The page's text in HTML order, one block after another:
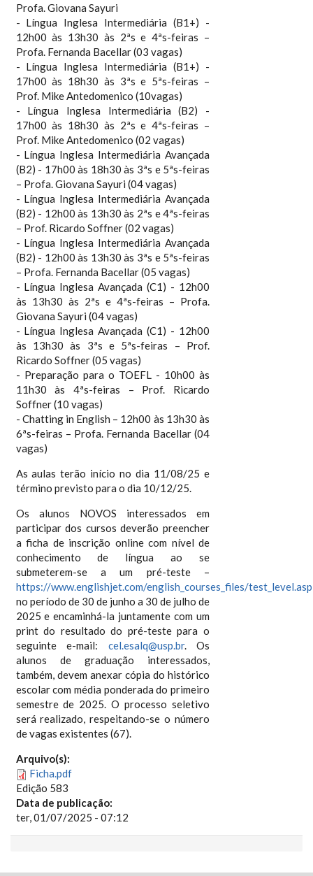
Profa. Giovana Sayuri
- Língua Inglesa Intermediária (B1+) -
12h00 às 13h30 às 2ªs e 4ªs-feiras –
Profa. Fernanda Bacellar (03 vagas)
- Língua Inglesa Intermediária (B1+) -
17h00 às 18h30 às 3ªs e 5ªs-feiras –
Prof. Mike Antedomenico (10vagas)
- Língua Inglesa Intermediária (B2) -
17h00 às 18h30 às 2ªs e 4ªs-feiras –
Prof. Mike Antedomenico (02 vagas)
- Língua Inglesa Intermediária Avançada
(B2) - 17h00 às 18h30 às 3ªs e 5ªs-feiras
– Profa. Giovana Sayuri (04 vagas)
- Língua Inglesa Intermediária Avançada
(B2) - 12h00 às 13h30 às 2ªs e 4ªs-feiras
– Prof. Ricardo Soffner (02 vagas)
- Língua Inglesa Intermediária Avançada
(B2) - 12h00 às 13h30 às 3ªs e 5ªs-feiras
– Profa. Fernanda Bacellar (05 vagas)
- Língua Inglesa Avançada (C1) - 12h00
às 13h30 às 2ªs e 4ªs-feiras – Profa.
Giovana Sayuri (04 vagas)
- Língua Inglesa Avançada (C1) - 12h00
às 13h30 às 3ªs e 5ªs-feiras – Prof.
Ricardo Soffner (05 vagas)
- Preparação para o TOEFL - 10h00 às
11h30 às 4ªs-feiras – Prof. Ricardo
Soffner (10 vagas)
- Chatting in English – 12h00 às 13h30 às
6ªs-feiras – Profa. Fernanda Bacellar (04
vagas)
As aulas terão início no dia 11/08/25 e
término previsto para o dia 10/12/25.
Os alunos NOVOS interessados em
participar dos cursos deverão preencher
a ficha de inscrição online com nível de
conhecimento de língua ao se
submeterem-se a um pré-teste –
https://www.englishjet.com/english_courses_files/test_level.asp
no período de 30 de junho a 30 de julho de
2025 e encaminhá-la juntamente com um
print do resultado do pré-teste para o
seguinte e-mail: cel.esalq@usp.br. Os
alunos de graduação interessados,
também, devem anexar cópia do histórico
escolar com média ponderada do primeiro
semestre de 2025. O processo seletivo
será realizado, respeitando-se o número
de vagas existentes (67).
Arquivo(s):
Ficha.pdf
Edição 583
Data de publicação:
ter, 01/07/2025 - 07:12